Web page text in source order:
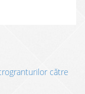
către